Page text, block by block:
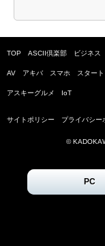
TOP ASCII倶楽部 ビジネス
AV アキバ スマホ スター
アスキーグルメ IoT
サイトポリシー プライバシー
©
PC